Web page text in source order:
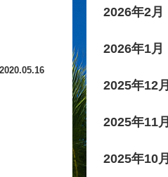
2020.05.16
2026年2月
2026年1月
2025年12月
2025年11月
2025年10月